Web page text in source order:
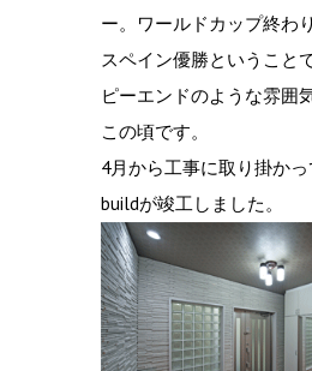
ー。ワールドカップ終わ
スペイン優勝ということ
ピーエンドのような雰囲
この頃です。
4月から工事に取り掛か
buildが竣工しました。